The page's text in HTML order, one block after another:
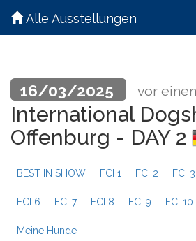
Alle Ausstellungen
16/03/2025 vor
International
Offenburg - DAY 2
BEST IN SHOW FCI 1 FCI 2 FCI 3
FCI 6 FCI 7 FCI 8 FCI 9 FCI 10
Meine Hunde